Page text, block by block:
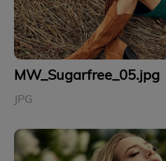
MW_Sugarfree_05.jpg
JPG